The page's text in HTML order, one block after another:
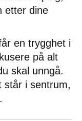
etter dine
en trygghet i
på alt
skal unngå.
står i sentrum,